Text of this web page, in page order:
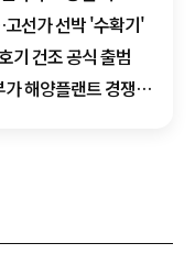
선가 선박 '수확기'
기 건조 공식 출범
해양플랜트 경쟁력